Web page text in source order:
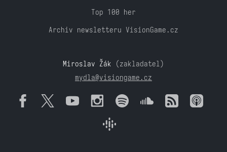
Top 100 her
Archiv newsletteru VisionGame.cz
Miroslav Žák (zakladatel)
mydla@visiongame.cz